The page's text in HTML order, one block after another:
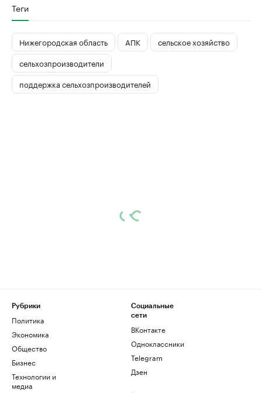
Теги
Нижегородская область АПК
сельское хозяйство
сельхозпроизводители
поддержка сельхозпроизводителей
Рубрики
Политика
Экономика
Общество
Бизнес
Технологии и
медиа
Социальные
сети
ВКонтакте
Одноклассники
Telegram
Дзен